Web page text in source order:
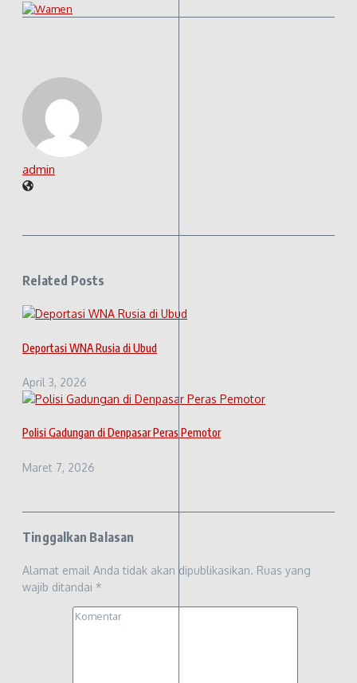
admin
Related Posts
Deportasi WNA Rusia di Ubud
April 3, 2026
Polisi Gadungan di Denpasar Peras Pemotor
Maret 7, 2026
Tinggalkan Balasan
Alamat email Anda tidak akan dipublikasikan. Ruas yang
wajib ditandai *